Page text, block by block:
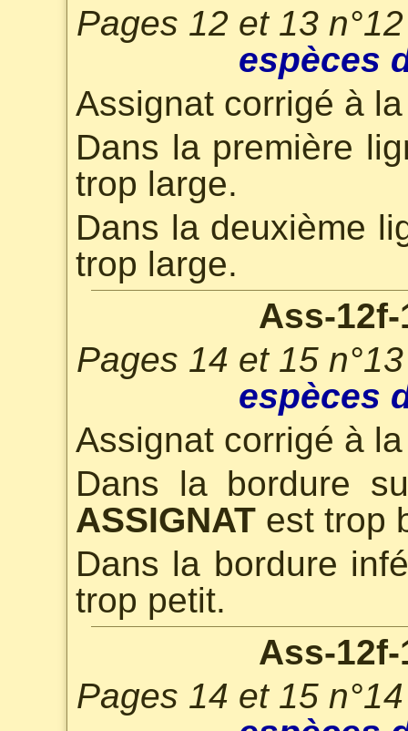
Pages 12 et 13
espèces
Assignat corrigé à
Dans la première
trop large.
Dans la deuxième
trop large.
Ass-12f-
Pages 14 et 15
espèces
Assignat corrigé à
Dans la bordure
ASSIGNAT est trop
Dans la bordure
trop petit.
Ass-12f-
Pages 14 et 15